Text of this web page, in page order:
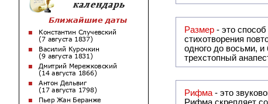
Размер - это
стихотворения
одного до восьми,
трехстопный
Рифма